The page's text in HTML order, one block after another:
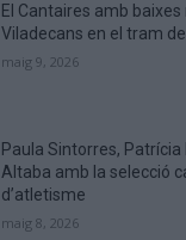
El Cantaires amb baixes
Viladecans en el tram
maig 9, 2026
Paula Sintorres, Patrícia
Altaba amb la selecció
d’atletisme
maig 8, 2026